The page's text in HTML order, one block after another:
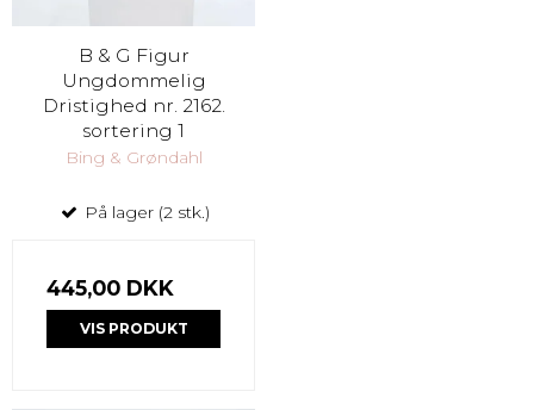
B & G Figur
Ungdommelig
Dristighed nr. 2162.
sortering 1
Bing & Grøndahl
På lager (2 stk.)
445,00 DKK
VIS PRODUKT